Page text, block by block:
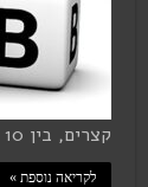
קצרים, בין 10 ל-20 דקות, …
לקריאה נוספת »